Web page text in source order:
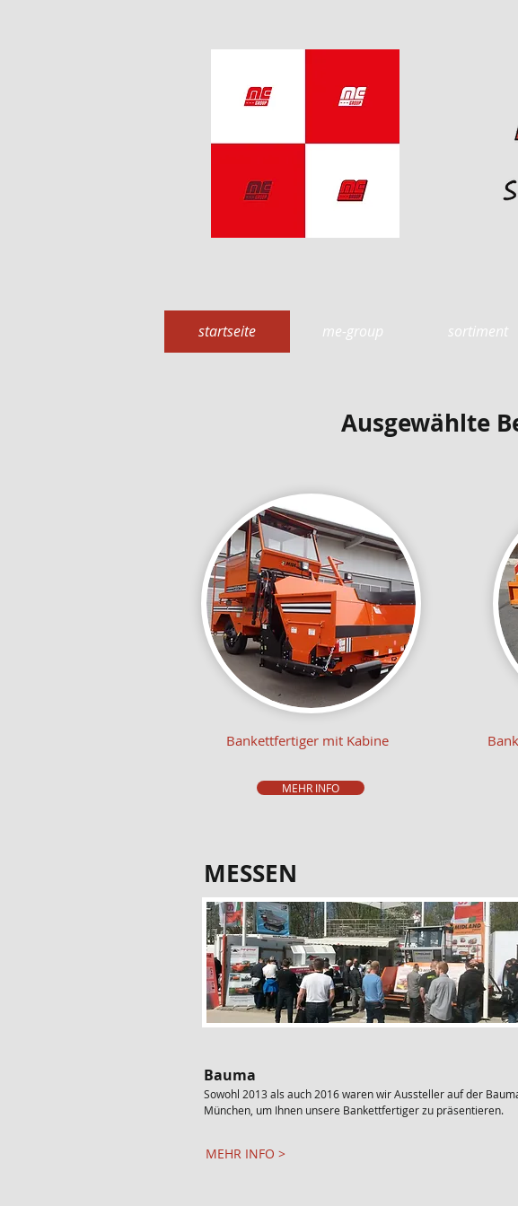
startseite me-group sortiment
​Ausgewählte
Bankettfertiger mit Kabine
MEHR INFO
MESSEN
Bauma
Sowohl 2013 als auch 2016 waren wir Aussteller auf der
München, um Ihnen unsere Bankettfertiger zu präsentieren.
MEHR INFO >